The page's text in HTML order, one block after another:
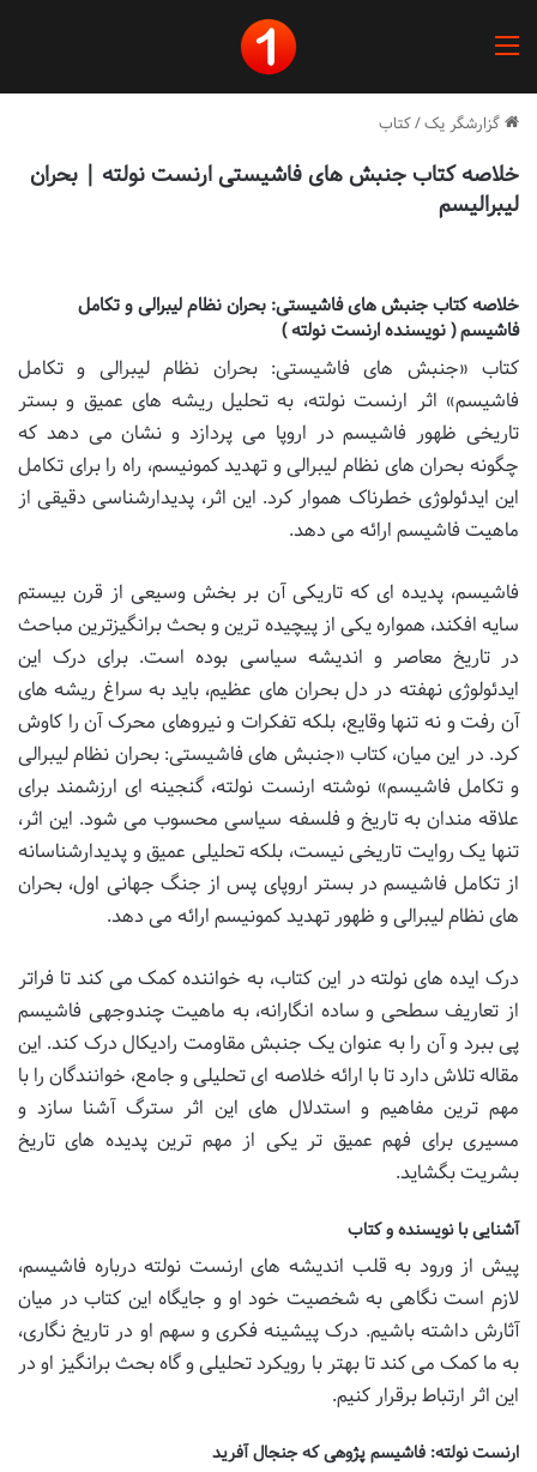
گزارشگر یک/کتاب
خلاصه کتاب جنبش های فاشیستی ارنست نولته | بحران
لیبرالیسم
خلاصه کتاب جنبش های فاشیستی: بحران نظام لیبرالی و تکامل
فاشیسم ( نویسنده ارنست نولته )
کتاب «جنبش های فاشیستی: بحران نظام لیبرالی و تکامل
فاشیسم» اثر ارنست نولته، به تحلیل ریشه های عمیق و بستر
تاریخی ظهور فاشیسم در اروپا می پردازد و نشان می دهد که
چگونه بحران های نظام لیبرالی و تهدید کمونیسم، راه را برای تکامل
این ایدئولوژی خطرناک هموار کرد. این اثر، پدیدارشناسی دقیقی از
ماهیت فاشیسم ارائه می دهد.
فاشیسم، پدیده ای که تاریکی آن بر بخش وسیعی از قرن بیستم
سایه افکند، همواره یکی از پیچیده ترین و بحث برانگیزترین مباحث
در تاریخ معاصر و اندیشه سیاسی بوده است. برای درک این
ایدئولوژی نهفته در دل بحران های عظیم، باید به سراغ ریشه های
آن رفت و نه تنها وقایع، بلکه تفکرات و نیروهای محرک آن را کاوش
کرد. در این میان، کتاب «جنبش های فاشیستی: بحران نظام لیبرالی
و تکامل فاشیسم» نوشته ارنست نولته، گنجینه ای ارزشمند برای
علاقه مندان به تاریخ و فلسفه سیاسی محسوب می شود. این اثر،
تنها یک روایت تاریخی نیست، بلکه تحلیلی عمیق و پدیدارشناسانه
از تکامل فاشیسم در بستر اروپای پس از جنگ جهانی اول، بحران
های نظام لیبرالی و ظهور تهدید کمونیسم ارائه می دهد.
درک ایده های نولته در این کتاب، به خواننده کمک می کند تا فراتر
از تعاریف سطحی و ساده انگارانه، به ماهیت چندوجهی فاشیسم
پی ببرد و آن را به عنوان یک جنبش مقاومت رادیکال درک کند. این
مقاله تلاش دارد تا با ارائه خلاصه ای تحلیلی و جامع، خوانندگان را با
مهم ترین مفاهیم و استدلال های این اثر سترگ آشنا سازد و
مسیری برای فهم عمیق تر یکی از مهم ترین پدیده های تاریخ
بشریت بگشاید.
آشنایی با نویسنده و کتاب
پیش از ورود به قلب اندیشه های ارنست نولته درباره فاشیسم،
لازم است نگاهی به شخصیت خود او و جایگاه این کتاب در میان
آثارش داشته باشیم. درک پیشینه فکری و سهم او در تاریخ نگاری،
به ما کمک می کند تا بهتر با رویکرد تحلیلی و گاه بحث برانگیز او در
این اثر ارتباط برقرار کنیم.
ارنست نولته: فاشیسم پژوهی که جنجال آفرید